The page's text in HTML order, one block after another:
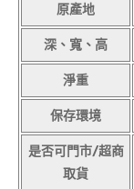
原產地
深、寬、高
淨重
保存環境
是否可門市/超商
取貨